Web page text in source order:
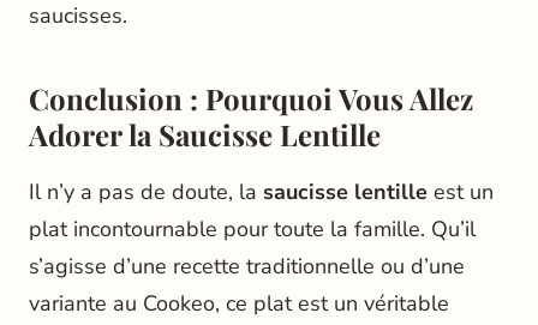
saucisses.
Conclusion : Pourquoi Vous Allez
Adorer la Saucisse Lentille
Il n’y a pas de doute, la saucisse lentille est un
plat incontournable pour toute la famille. Qu’il
s’agisse d’une recette traditionnelle ou d’une
variante au Cookeo, ce plat est un véritable